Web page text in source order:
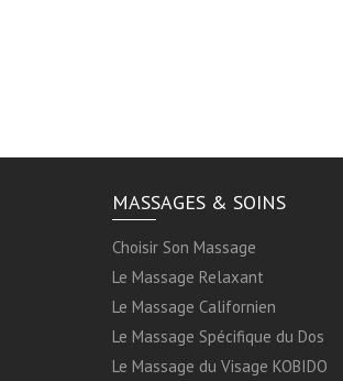
MASSAGES & SOINS
Choisir Son Massage
Le Massage Relaxant
Le Massage Californien
Le Massage Spécifique du Dos
Le Massage du Visage KOBIDO